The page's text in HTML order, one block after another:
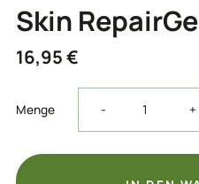
Skin
16,95 €
Menge Verringere
die
- +